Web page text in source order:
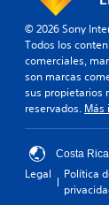
© 2026 Sony
Todos los
comerciales,
son marcas
sus propietarios
reservados. Más
Costa Rica
Legal
Política